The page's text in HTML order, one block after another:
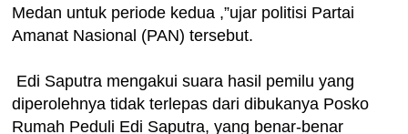
Medan untuk periode kedua ,”ujar politisi Partai
Amanat Nasional (PAN) tersebut.
Edi Saputra mengakui suara hasil pemilu yang
diperolehnya tidak terlepas dari dibukanya Posko
Rumah Peduli Edi Saputra, yang benar-benar